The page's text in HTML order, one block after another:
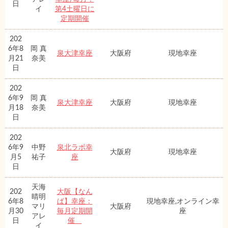
日
イ
第4土曜日に
定期開催
202
6年8
月21
日
岡 真
奈美
泉大津幸座 大阪府 現地幸座
202
6年9
月18
日
岡 真
奈美
泉大津幸座 大阪府 現地幸座
202
6年9
月5
日
中野
祐子
泉北ラボ幸
座
大阪府 現地幸座
202
6年8
月30
日
天海
晴明
マリ
アレ
イ
大阪【なん
ば】幸座：
毎月定期開
催
大阪府
現地幸座,オンライン幸
座